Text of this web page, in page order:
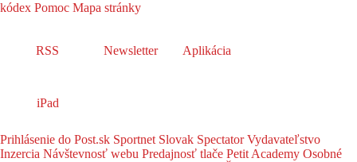
kódex Pomoc Mapa stránky
RSS Newsletter Aplikácia
iPad
Prihlásenie do Post.sk Sportnet Slovak SpectatorVydavateľstvo
Inzercia Návštevnosť webu Predajnosť tlače Petit Academy Osobné